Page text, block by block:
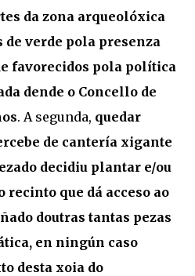
da zona arqueolóxica
verde pola presenza
favorecidos pola política
dende o Concello de
. A segunda, quedar
de cantería xigante
decidiu plantar e/ou
recinto que dá acceso ao
doutras tantas pezas
en ningún caso
desta xoia do